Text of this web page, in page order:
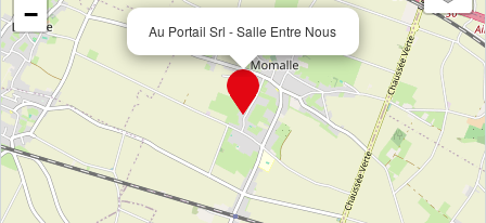
Au Portail Srl - Salle Entre Nous
−